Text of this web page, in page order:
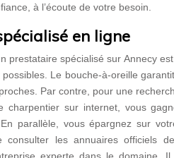
à l’écoute de votre besoin.
en ligne
prestataire spécialisé sur Annecy
Le bouche-à-oreille
Par contre, pour une
sur internet, vous
parallèle, vous épargnez sur
les annuaires officiels
experte dans le domaine.